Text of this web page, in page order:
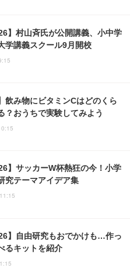
】村山斉氏が公開講義、小中学
学講義スクール9月開校
飲み物にビタミンCはどのくら
？おうちで実験してみよう
】サッカーW杯熱狂の今！小学
究テーマアイデア集
】自由研究もおでかけも…作っ
るキットを紹介